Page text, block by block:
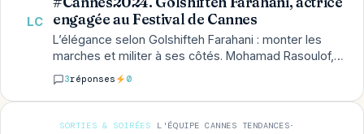
LC
engagée au Festival de Cannes
L’élégance selon Golshifteh Farahani : monter les
marches et militer à ses côtés. Mohamad Rasoulof,
en compétition officielle, le célèbre réalisateur vient
de fuir…
3réponses 0
SORTIES & SOIRÉES L'ÉQUIPE CANNES TENDANCES·